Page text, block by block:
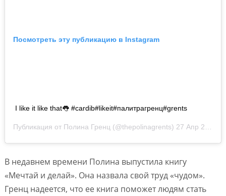
Посмотреть эту публикацию в Instagram
I like it like that👅 #cardib#likeit#палитрагренц#grents
Публикация от Полина Гренц (@thepolinagrents) 27 Апр 2019 в 8:12 PDT
В недавнем времени Полина выпустила книгу
«Мечтай и делай». Она назвала свой труд «чудом».
Гренц надеется, что ее книга поможет людям стать